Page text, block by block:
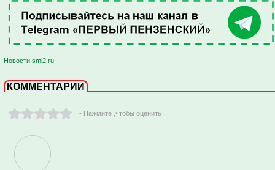
Новости smi2.ru
КОММЕНТАРИИ
- Нажмите ,чтобы оценить